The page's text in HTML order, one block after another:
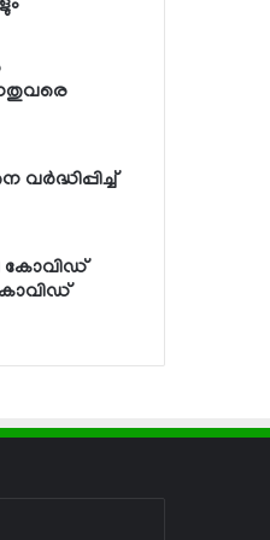
കോവിഡ്
കോവിഡ്